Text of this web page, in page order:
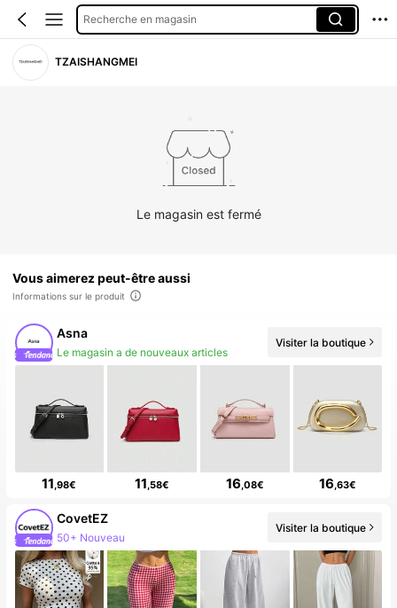
Recherche en magasin
TZAISHANGMEI
Le magasin est fermé
Vous aimerez peut-être aussi
Informations sur le produit
Asna
Visiter la boutique
11,98€ 11,58€ 16,08€ 16,63€
CovetEZ
174K abonné(e)(s)
Visiter la boutique